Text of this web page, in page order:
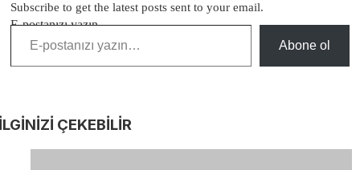
Subscribe to get the latest posts sent to your email.
E-postanızı yazın…
Abone ol
ÇEKEBİLİR